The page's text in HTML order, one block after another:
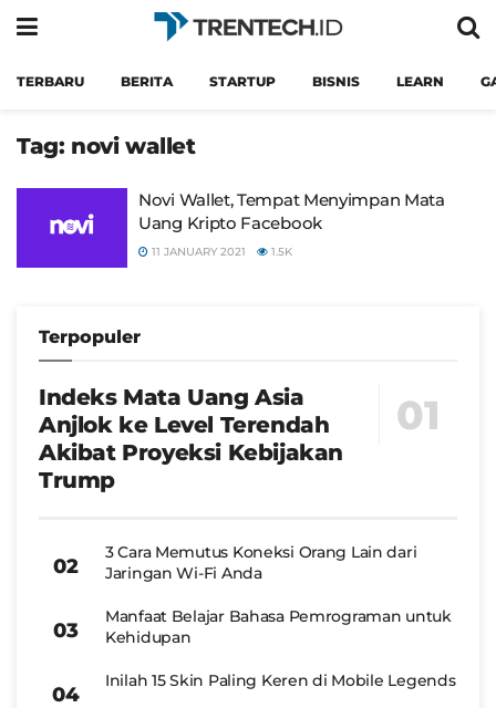
TERBARU BERITA STARTUP BISNIS LEARN
Tag: novi wallet
Novi Wallet, Tempat Menyimpan Mata
Uang Kripto Facebook
11 JANUARY 2021 1.5K
Terpopuler
Indeks Mata Uang Asia
Anjlok ke Level Terendah
Akibat Proyeksi Kebijakan
Trump
3 Cara Memutus Koneksi Orang Lain dari
Jaringan Wi-Fi Anda
Manfaat Belajar Bahasa Pemrograman untuk
Kehidupan
Inilah 15 Skin Paling Keren di Mobile Legends